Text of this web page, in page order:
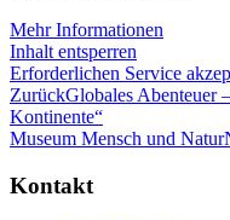
Mehr Informationen
Inhalt entsperren
Erforderlichen Service
ZurückGlobales Abenteuer
Kontinente“
Museum Mensch und Natur
Kontakt